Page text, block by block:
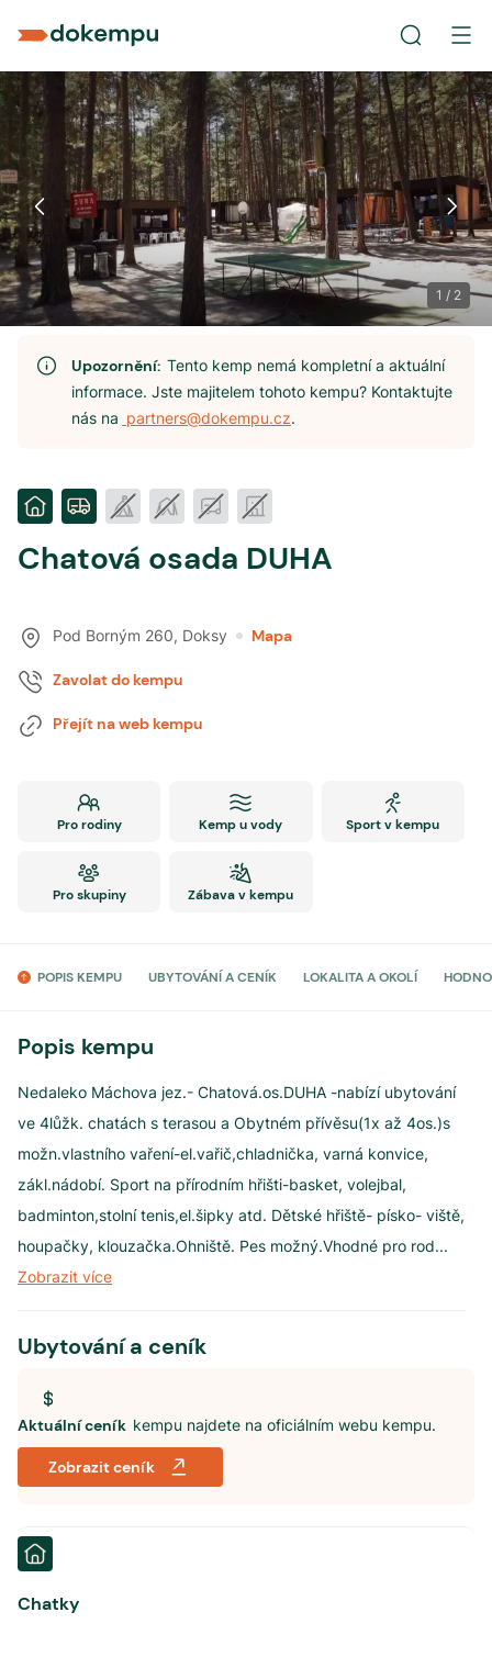
1 / 2
Upozornění:Tento kemp nemá kompletní a aktuální
informace. Jste majitelem tohoto kempu? Kontaktujte
nás na partners@dokempu.cz.
Chatová osada DUHA
Pod Borným 260, Doksy Mapa
Zavolat do kempu
Přejít na web kempu
Pro rodiny Kemp u vody Sport v kempu
Pro skupiny Zábava v kempu
POPIS KEMPU UBYTOVÁNÍ A CENÍK LOKALITA A OKOLÍ
Popis kempu
Nedaleko Máchova jez.- Chatová.os.DUHA -nabízí ubytování
ve 4lůžk. chatách s terasou a Obytném přívěsu(1x až 4os.)s
možn.vlastního vaření-el.vařič,chladnička, varná konvice,
zákl.nádobí. Sport na přírodním hřišti-basket, volejbal,
badminton,stolní tenis,el.šipky atd. Dětské hřiště- písko- viště,
houpačky, klouzačka.Ohniště. Pes možný.Vhodné pro rod...
Zobrazit více
Ubytování a ceník
Aktuální ceník kempu najdete na oficiálním webu kempu.
Zobrazit ceník
Chatky